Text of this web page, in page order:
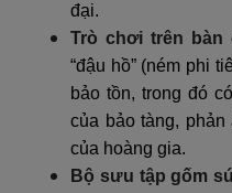
đại.
Trò chơi trên bàn
“đậu hồ” (ném phi
bảo tồn, trong đó
của bảo tàng,
của hoàng gia.
Bộ sưu tập gốm